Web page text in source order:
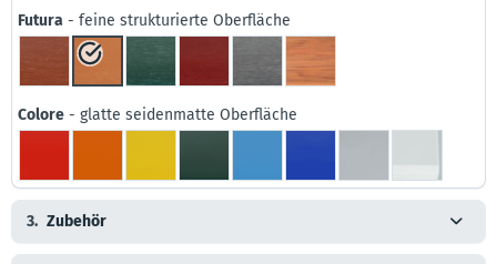
Futura - feine strukturierte Oberfläche
Colore - glatte seidenmatte Oberfläche
3. Zubehör